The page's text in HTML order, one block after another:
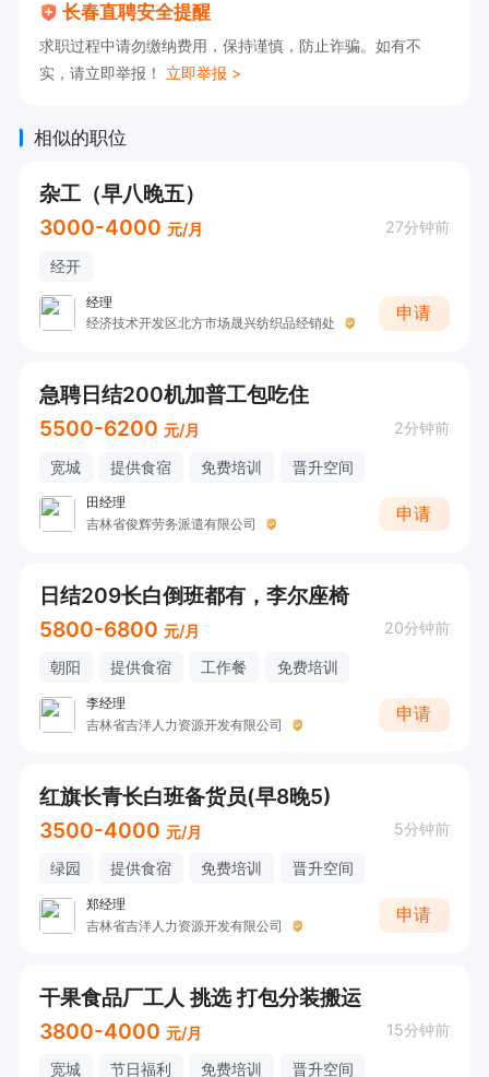
长春直聘安全提醒
求职过程中请勿缴纳费用，保持谨慎，防止诈骗。如有不
实，请立即举报！ 立即举报 >
相似的职位
杂工（早八晚五）
3000-4000 元/月 27分钟前
经开
经理
经济技术开发区北方市场晟兴纺织品经销处
申请
急聘日结200机加普工包吃住
5500-6200 元/月 2分钟前
宽城 提供食宿 免费培训 晋升空间
田经理
吉林省俊辉劳务派遣有限公司
申请
日结209长白倒班都有，李尔座椅
5800-6800 元/月 20分钟前
朝阳 提供食宿 工作餐 免费培训
李经理
吉林省吉洋人力资源开发有限公司
申请
红旗长青长白班备货员(早8晚5)
3500-4000 元/月 5分钟前
绿园 提供食宿 免费培训 晋升空间
郑经理
吉林省吉洋人力资源开发有限公司
申请
干果食品厂工人 挑选 打包分装搬运
3800-4000 元/月 15分钟前
宽城 节日福利 免费培训 晋升空间